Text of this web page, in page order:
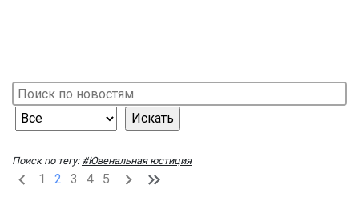
Поиск по тегу: #Ювенальная юстиция
1 2 3 4 5